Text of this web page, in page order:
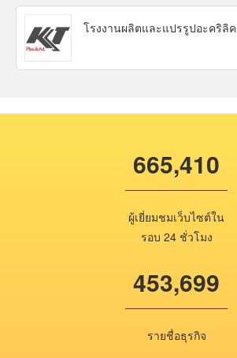
โรงงานผลิตและแปรรูปอะคริลิค
665,410
ผู้เยี่ยมชมเว็บไซต์ใน
รอบ 24 ชั่วโมง
453,699
รายชื่อธุรกิจ